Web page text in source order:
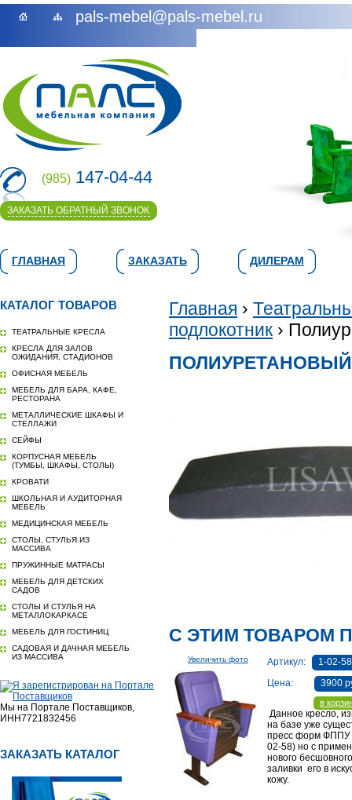
pals-mebel@pals-mebel.ru
(985) 147-04-44
ЗАКАЗАТЬ ОБРАТНЫЙ ЗВОНОК
ГЛАВНАЯ ЗАКАЗАТЬ ДИЛЕРАМ
КАТАЛОГ ТОВАРОВ
ТЕАТРАЛЬНЫЕ КРЕСЛА
КРЕСЛА ДЛЯ ЗАЛОВ
ОЖИДАНИЯ, СТАДИОНОВ
ОФИСНАЯ МЕБЕЛЬ
МЕБЕЛЬ ДЛЯ БАРА, КАФЕ,
РЕСТОРАНА
МЕТАЛЛИЧЕСКИЕ ШКАФЫ И
СТЕЛЛАЖИ
СЕЙФЫ
КОРПУСНАЯ МЕБЕЛЬ
(ТУМБЫ, ШКАФЫ, СТОЛЫ)
КРОВАТИ
ШКОЛЬНАЯ И АУДИТОРНАЯ
МЕБЕЛЬ
МЕДИЦИНСКАЯ МЕБЕЛЬ
СТОЛЫ, СТУЛЬЯ ИЗ
МАССИВА
ПРУЖИННЫЕ МАТРАСЫ
МЕБЕЛЬ ДЛЯ ДЕТСКИХ
САДОВ
СТОЛЫ И СТУЛЬЯ НА
МЕТАЛЛОКАРКАСЕ
МЕБЕЛЬ ДЛЯ ГОСТИНИЦ
САДОВАЯ И ДАЧНАЯ МЕБЕЛЬ
ИЗ МАССИВА
Мы на Портале Поставщиков,
ИНН7721832456
ЗАКАЗАТЬ КАТАЛОГ
Главная ›
подлокотник ›
ПОЛИУРЕТАНОВЫЙ
С ЭТИМ ТОВАРОМ
Увеличить фото Артикул:
1-02-
Цена:
3900
в
Данное кресло,
на базе уже
пресс форм ФППУ
02-58) но с
нового
заливки его в
кожу.